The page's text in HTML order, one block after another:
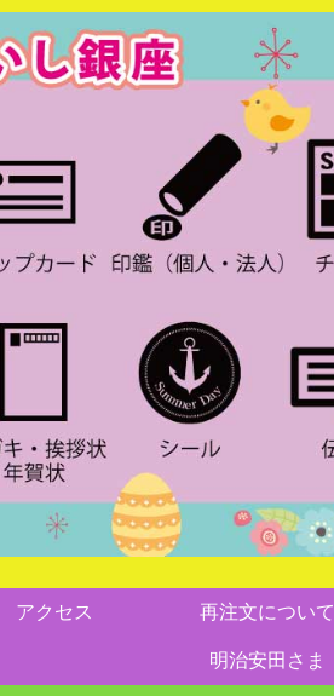
アクセス 再注文について
明治安田さま